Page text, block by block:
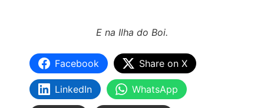
E na Ilha do Boi.
Facebook Share on X
LinkedIn WhatsApp